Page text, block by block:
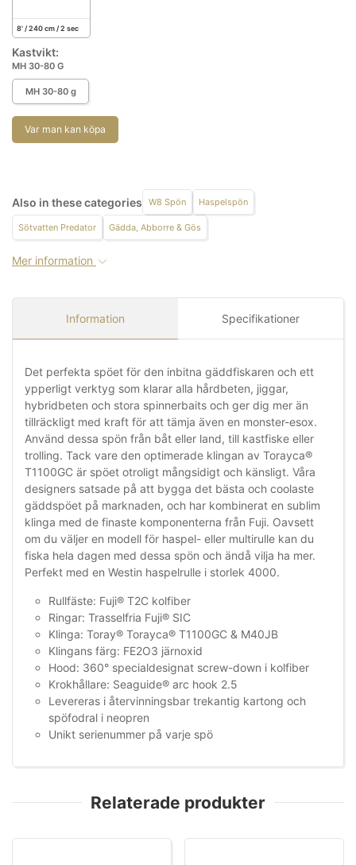
8' / 240 cm / 2 sec
Kastvikt:
MH 30-80 G
MH 30-80 g
Var man kan köpa
Also in these categories W8 Spön Haspelspön
Sötvatten Predator Gädda, Abborre & Gös
Mer information
Information Specifikationer
Det perfekta spöet för den inbitna gäddfiskaren och ett
ypperligt verktyg som klarar alla hårdbeten, jiggar,
hybridbeten och stora spinnerbaits och ger dig mer än
tillräckligt med kraft för att tämja även en monster-esox.
Använd dessa spön från båt eller land, till kastfiske eller
trolling. Tack vare den optimerade klingan av Torayca®
T1100GC är spöet otroligt mångsidigt och känsligt. Våra
designers satsade på att bygga det bästa och coolaste
gäddspöet på marknaden, och har kombinerat en sublim
klinga med de finaste komponenterna från Fuji. Oavsett
om du väljer en modell för haspel- eller multirulle kan du
fiska hela dagen med dessa spön och ändå vilja ha mer.
Perfekt med en Westin haspelrulle i storlek 4000.
Rullfäste: Fuji® T2C kolfiber
Ringar: Trasselfria Fuji® SIC
Klinga: Toray® Torayca® T1100GC & M40JB
Klingans färg: FE2O3 järnoxid
Hood: 360° specialdesignat screw-down i kolfiber
Krokhållare: Seaguide® arc hook 2.5
Levereras i återvinningsbar trekantig kartong och
spöfodral i neopren
Unikt serienummer på varje spö
Relaterade produkter